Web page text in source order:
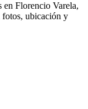
en Florencio Varela,
fotos, ubicación y